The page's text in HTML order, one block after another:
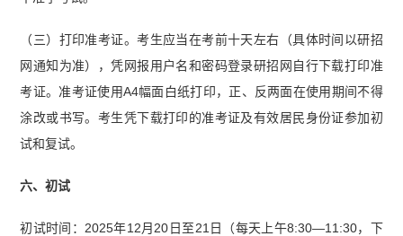
（三）打印准考证。考生应当在考前十天左右（具体时间以研招
网通知为准），凭网报用户名和密码登录研招网自行下载打印准
考证。准考证使用A4幅面白纸打印，正、反两面在使用期间不得
涂改或书写。考生凭下载打印的准考证及有效居民身份证参加初
试和复试。
六、初试
初试时间：2025年12月20日至21日（每天上午8:30—11:30，下